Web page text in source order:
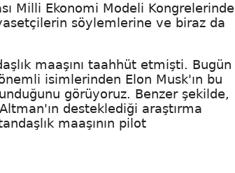
Milli Ekonomi Modeli Kongrelerinde
söylemlerine ve biraz da
maaşını taahhüt etmişti. Bugün
isimlerinden Elon Musk'ın bu
görüyoruz. Benzer şekilde,
desteklediği araştırma
maaşının pilot